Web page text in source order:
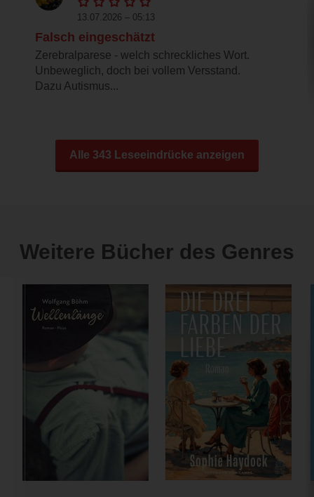
13.07.2026 – 05:13
Falsch eingeschätzt
Zerebralparese - welch schreckliches Wort.
Unbeweglich, doch bei vollem Versstand.
Dazu Autismus...
Alle 343 Leseeindrücke anzeigen
Weitere Bücher des Genres